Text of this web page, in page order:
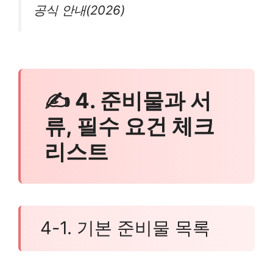
공식 안내(2026)
✍ 4. 준비물과 서
류, 필수 요건 체크
리스트
4-1. 기본 준비물 목록